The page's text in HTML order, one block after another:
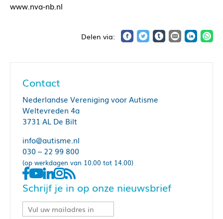
www.nva-nb.nl
Contact
Nederlandse Vereniging voor Autisme
Weltevreden 4a
3731 AL De Bilt
info@autisme.nl
030 – 22 99 800
(op werkdagen van 10.00 tot 14.00)
Schrijf je in op onze nieuwsbrief